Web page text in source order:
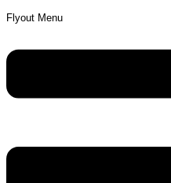
Flyout Menu